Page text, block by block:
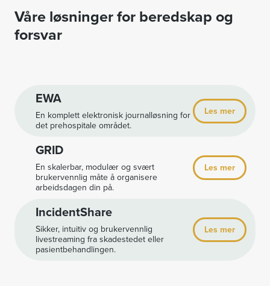
Våre løsninger for beredskap og
forsvar
EWA
En komplett elektronisk journalløsning for
det prehospitale området.
Les mer
GRID
En skalerbar, modulær og svært
brukervennlig måte å organisere
arbeidsdagen din på.
Les mer
IncidentShare
Sikker, intuitiv og brukervennlig
livestreaming fra skadestedet eller
pasientbehandlingen.
Les mer